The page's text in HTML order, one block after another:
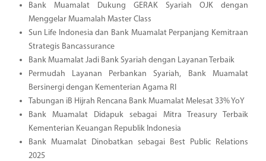
Bank Muamalat Dukung GERAK Syariah OJK dengan
Menggelar Muamalah Master Class
Sun Life Indonesia dan Bank Muamalat Perpanjang Kemitraan
Strategis Bancassurance
Bank Muamalat Jadi Bank Syariah dengan Layanan Terbaik
Permudah Layanan Perbankan Syariah, Bank Muamalat
Bersinergi dengan Kementerian Agama RI
Tabungan iB Hijrah Rencana Bank Muamalat Melesat 33% YoY
Bank Muamalat Didapuk sebagai Mitra Treasury Terbaik
Kementerian Keuangan Republik Indonesia
Bank Muamalat Dinobatkan sebagai Best Public Relations
2025